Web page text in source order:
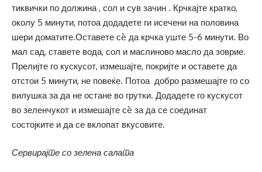
тиквички по должина , сол и сув зачин . Крчкајте кратко,
околу 5 минути, потоа додадете ги исечени на половина
шери доматите.Оставете сè да крчка уште 5-6 минути. Во
мал сад, ставете вода, сол и маслиново масло да зоврие.
Прелијте го кускусот, измешајте, покријте и оставете да
отстои 5 минути, не повеќе. Потоа добро размешајте го со
вилушка за да не остане во грутки. Додадете го кускусот
во зеленчукот и измешајте сè за да се соединат
состојките и да се вклопат вкусовите.
Сервирајте со зелена салата